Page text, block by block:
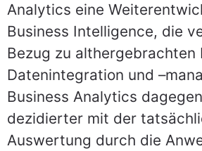
Analytics eine
Business Intelligence, die
Bezug zu althergebrachten
Datenintegration und
Business Analytics
dezidierter mit der
Auswertung durch die